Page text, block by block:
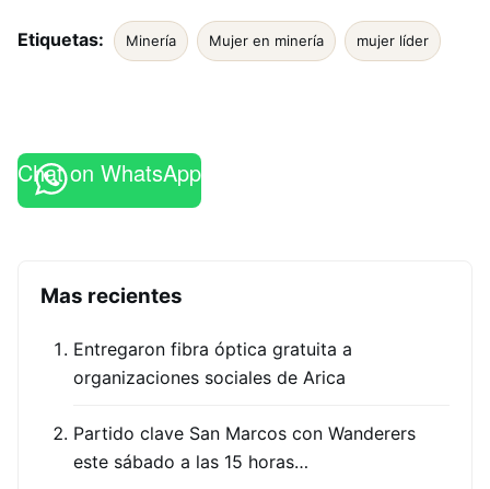
Etiquetas: Minería Mujer en minería mujer líder
Chat on WhatsApp
Mas recientes
Entregaron fibra óptica gratuita a
organizaciones sociales de Arica
Partido clave San Marcos con Wanderers
este sábado a las 15 horas…